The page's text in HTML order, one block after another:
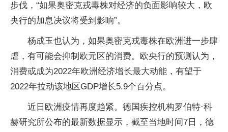
步伐，“如果奥密克戎毒株对经济的负面影响较大，欧
央行的加息决议将受到影响”。
杨成玉也认为，如果奥密克戎毒株在欧洲进一步肆
虐，有可能会抑制欧元区的消费。欧央行的预测认为，
消费或成为2022年欧洲经济增长最大动能，有望于
2022年拉动该地区GDP增长5.9个百分点。
近日欧洲疫情再度趋紧。德国疾控机构罗伯特·科
赫研究所公布的最新数据显示，截至当地时间7日，德